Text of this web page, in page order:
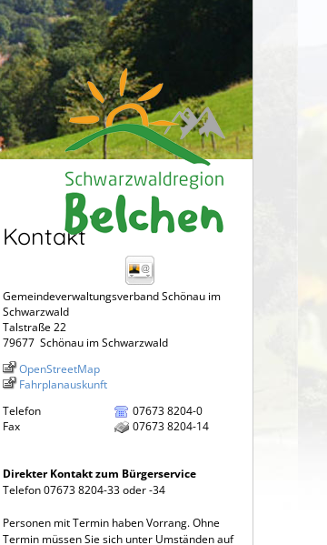
Kontakt
Gemeindeverwaltungsverband Schönau im
Schwarzwald
Talstraße 22
79677 Schönau im Schwarzwald
OpenStreetMap
Fahrplanauskunft
Telefon
07673 8204-0
Fax
07673 8204-14
Direkter Kontakt zum Bürgerservice
Telefon 07673 8204-33 oder -34
Personen mit Termin haben Vorrang. Ohne
Termin müssen Sie sich unter Umständen auf